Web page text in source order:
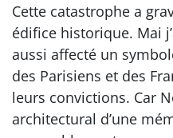
Cette catastrophe a
édifice historique. Mai
aussi affecté un
des Parisiens et des
leurs convictions. Car
architectural d’une